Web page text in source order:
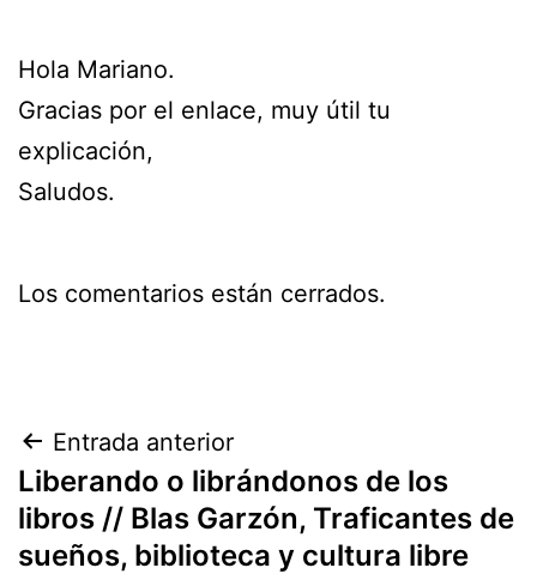
Hola Mariano.
Gracias por el enlace, muy útil tu
explicación,
Saludos.
Los comentarios están cerrados.
Navegación
de
entradas
Entrada anterior
Liberando o librándonos de los
libros // Blas Garzón, Traficantes de
sueños, biblioteca y cultura libre